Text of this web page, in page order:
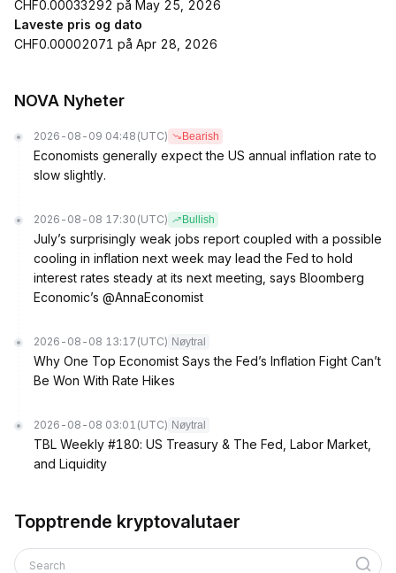
CHF0.00033292 på May 25, 2026
Laveste pris og dato
CHF0.00002071 på Apr 28, 2026
NOVA Nyheter
2026-08-09 04:48 (UTC) Bearish
Economists generally expect the US annual inflation rate to
slow slightly.
2026-08-08 17:30 (UTC) Bullish
July’s surprisingly weak jobs report coupled with a possible
cooling in inflation next week may lead the Fed to hold
interest rates steady at its next meeting, says Bloomberg
Economic’s @AnnaEconomist
2026-08-08 13:17 (UTC) Nøytral
Why One Top Economist Says the Fed’s Inflation Fight Can’t
Be Won With Rate Hikes
2026-08-08 03:01 (UTC) Nøytral
TBL Weekly #180: US Treasury & The Fed, Labor Market,
and Liquidity
Topptrende kryptovalutaer
Search